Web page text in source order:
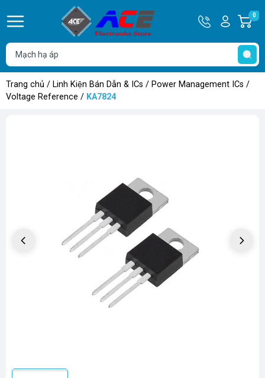
Hotline
0932
762514
Tài
khoản
Hello,
Khách
0
Trang chủ / Linh Kiện Bán Dẫn & ICs / Power Management ICs /
Voltage Reference / KA7824